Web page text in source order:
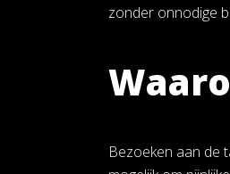
zonder onnodige
Bezoeken aan de